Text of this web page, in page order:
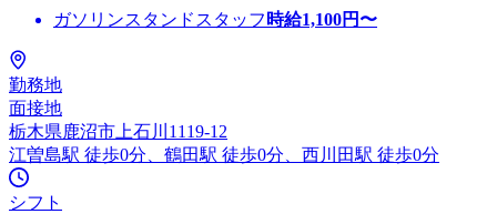
ガソリンスタンドスタッフ 時給1,100円〜
勤務地
面接地
栃木県鹿沼市上石川1119-12
江曽島駅 徒歩0分、鶴田駅 徒歩0分、西川田駅 徒歩0分
シフト